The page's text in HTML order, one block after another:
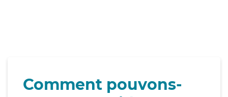
Comment pouvons-